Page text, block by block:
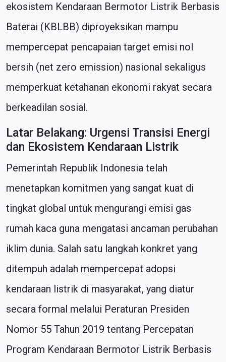
ekosistem Kendaraan Bermotor Listrik Berbasis
Baterai (KBLBB) diproyeksikan mampu
mempercepat pencapaian target emisi nol
bersih (net zero emission) nasional sekaligus
memperkuat ketahanan ekonomi rakyat secara
berkeadilan sosial.
Latar Belakang: Urgensi Transisi Energi
dan Ekosistem Kendaraan Listrik
Pemerintah Republik Indonesia telah
menetapkan komitmen yang sangat kuat di
tingkat global untuk mengurangi emisi gas
rumah kaca guna mengatasi ancaman perubahan
iklim dunia. Salah satu langkah konkret yang
ditempuh adalah mempercepat adopsi
kendaraan listrik di masyarakat, yang diatur
secara formal melalui Peraturan Presiden
Nomor 55 Tahun 2019 tentang Percepatan
Program Kendaraan Bermotor Listrik Berbasis